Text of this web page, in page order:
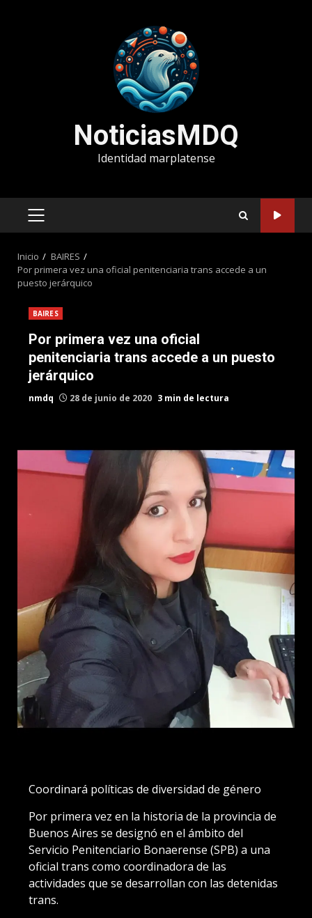
NoticiasMDQ
Identidad marplatense
MENÚ
Inicio
BAIRES
Por primera vez una oficial penitenciaria trans accede a un
puesto jerárquico
BAIRES
Por primera vez una oficial
penitenciaria trans accede a un puesto
jerárquico
nmdq 28 de junio de 2020 3 min de lectura
Coordinará políticas de diversidad de género
Por primera vez en la historia de la provincia de
Buenos Aires se designó en el ámbito del
Servicio Penitenciario Bonaerense (SPB) a una
oficial trans como coordinadora de las
actividades que se desarrollan con las detenidas
trans.